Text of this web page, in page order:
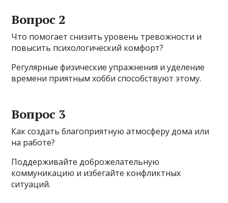
Вопрос 2
Что помогает снизить уровень тревожности и
повысить психологический комфорт?
Регулярные физические упражнения и уделение
времени приятным хобби способствуют этому.
Вопрос 3
Как создать благоприятную атмосферу дома или
на работе?
Поддерживайте доброжелательную
коммуникацию и избегайте конфликтных
ситуаций.